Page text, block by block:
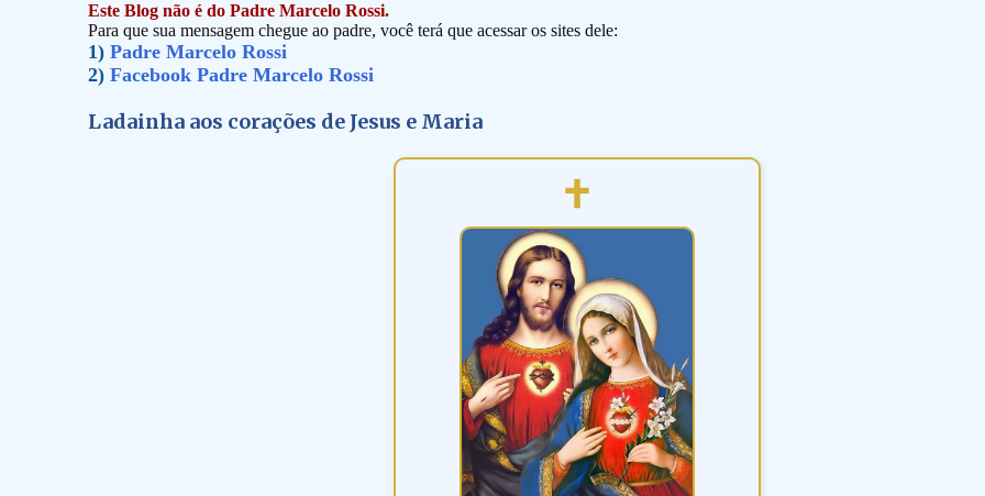
Este Blog não é do Padre Marcelo Rossi.
Para que sua mensagem chegue ao padre, você terá que acessar os sites dele:
1) Padre Marcelo Rossi
2) Facebook Padre Marcelo Rossi
Ladainha aos corações de Jesus e Maria